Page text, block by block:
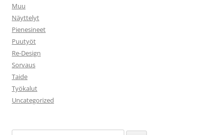
Muu
Näyttelyt
Pienesineet
Puutyöt
Re-Design
Sorvaus
Taide
Työkalut
Uncategorized